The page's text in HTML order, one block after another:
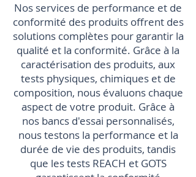
Nos services de performance et de
conformité des produits offrent des
solutions complètes pour garantir la
qualité et la conformité. Grâce à la
caractérisation des produits, aux
tests physiques, chimiques et de
composition, nous évaluons chaque
aspect de votre produit. Grâce à
nos bancs d'essai personnalisés,
nous testons la performance et la
durée de vie des produits, tandis
que les tests REACH et GOTS